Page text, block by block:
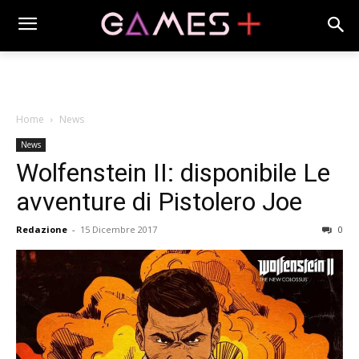
Home News
News
Wolfenstein II: disponibile Le
avventure di Pistolero Joe
Redazione - 15 Dicembre 2017 0